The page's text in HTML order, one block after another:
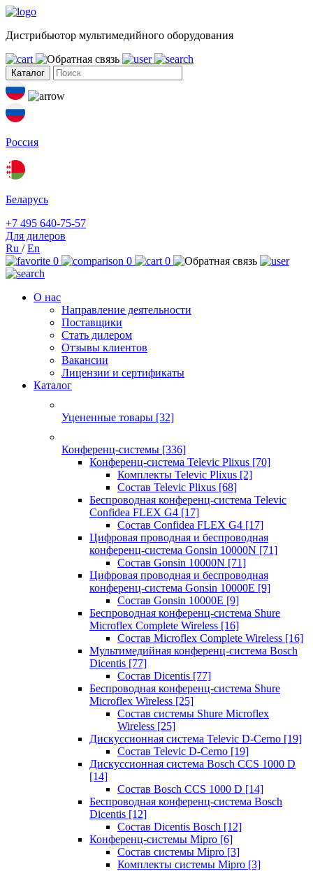
Дистрибьютор мультимедийного оборудования
Каталог
Россия
Беларусь
+7 495 640-75-57
Для дилеров
Ru /En
0
0 0
О нас
Направление деятельности
Поставщики
Стать дилером
Отзывы клиентов
Вакансии
Лицензии и сертификаты
Каталог
Уцененные товары [32]
Конференц-системы [336]
Конференц-система Televic Plixus [70]
Комплекты Televic Plixus [2]
Состав Televic Plixus [68]
Беспроводная конференц-система Televic
Confidea FLEX G4 [17]
Состав Confidea FLEX G4 [17]
Цифровая проводная и беспроводная
конференц-система Gonsin 10000N [71]
Состав Gonsin 10000N [71]
Цифровая проводная и беспроводная
конференц-система Gonsin 10000E [9]
Состав Gonsin 10000E [9]
Беспроводная конференц-система Shure
Microflex Complete Wireless [16]
Состав Microflex Complete Wireless [16]
Мультимедийная конференц-система Bosch
Dicentis [77]
Состав Dicentis [77]
Беспроводная конференц-система Shure
Microflex Wireless [25]
Состав системы Shure Microflex
Wireless [25]
Дискуссионная система Televic D-Cerno [19]
Состав Televic D-Cerno [19]
Дискуссионная система Bosch CCS 1000 D
[14]
Состав Bosch CCS 1000 D [14]
Беспроводная конференц-система Bosch
Dicentis [12]
Состав Dicentis Bosch [12]
Конференц-системы Mipro [6]
Состав системы Mipro [3]
Комплекты системы Mipro [3]